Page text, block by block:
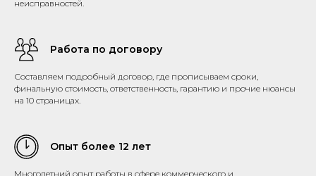
неисправностей.
Работа по договору
Составляем подробный договор, где прописываем сроки,
финальную стоимость, ответственность, гарантию и прочие нюансы
на 10 страницах.
Опыт более 12 лет
Многолетний опыт работы в сфере коммерческого и